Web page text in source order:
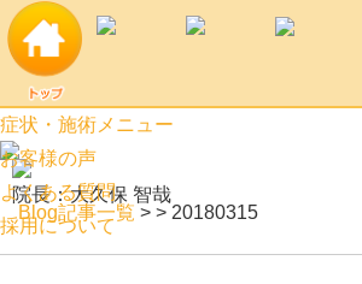
20180315 | 土浦市口コミ上位の土浦すずらん鍼
症状・施術メニュー
お客様の声
よくある質問
採用について
院長：大久保 智哉
Blog記事一覧 > > 20180315